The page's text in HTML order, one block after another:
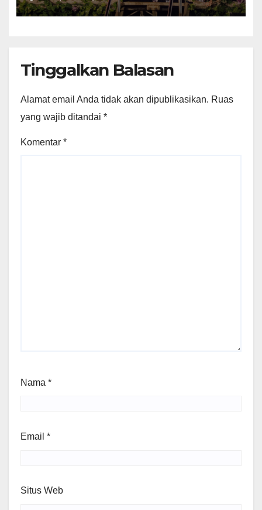
RI ke-81
Tinggalkan Balasan
Alamat email Anda tidak akan dipublikasikan. Ruas
yang wajib ditandai *
Komentar *
Nama *
Email *
Situs Web